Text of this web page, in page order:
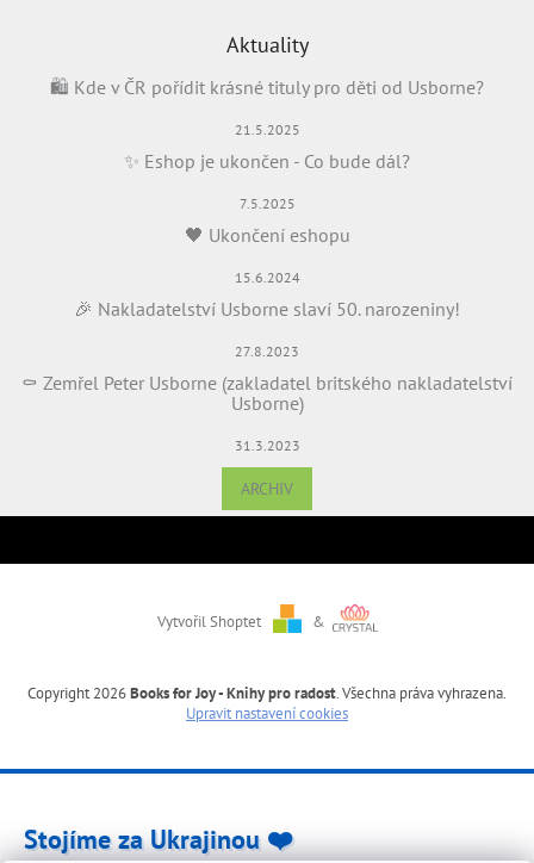
Aktuality
🛍️ Kde v ČR pořídit krásné tituly pro děti od Usborne?
21.5.2025
✨ Eshop je ukončen - Co bude dál?
7.5.2025
🖤 Ukončení eshopu
15.6.2024
🎉 Nakladatelství Usborne slaví 50. narozeniny!
27.8.2023
⚰️ Zemřel Peter Usborne (zakladatel britského nakladatelství
Usborne)
31.3.2023
ARCHIV
Vytvořil Shoptet &
Copyright 2026Books for Joy - Knihy pro radost . Všechna práva vyhrazena.
Upravit nastavení cookies
Stojíme za Ukrajinou ❤️